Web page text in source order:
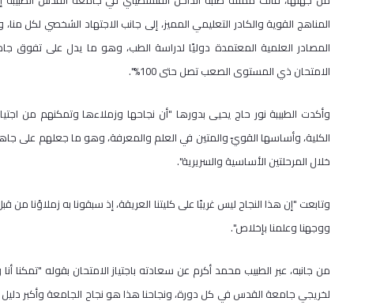
المناهج القوية والكادر التعليمي المميز، إلى جانب الاجتهاد الشخصي لكل
المصادر العلمية المعتمدة دوليًا لدراسة الطب، وهو ما يدل على
الامتحان ذي المستوى الصعب تصل حتى 100%".
وأكدت الطبيبة نور حاج يحيى بدورها "أن نجاحها وزملاءها وتمكنهم من
الكلية، وأساسها القويّ والمتين في العلم والمعرفة، وهو ما جعلهم على
خلال المرحلتين الأساسية والسريرية".
وتابعت "إن هذا النجاح ليس غريبًا على كليتنا العريقة، إذ سبقونا به زملاؤنا
ووجهنا وعلمنا بإخلاص".
من جانبه، عبر الطبيب محمد أكرم عن سعادته باجتياز الامتحان بقوله "تمكنا
لخريجي جامعة القدس في كل دورة، ونجاحنا هذا هو نجاح الجامعة وأكبر دليل